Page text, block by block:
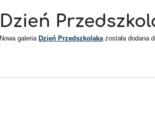
Dzień
Nowa galeria Dzień Przedszkolaka została dodana